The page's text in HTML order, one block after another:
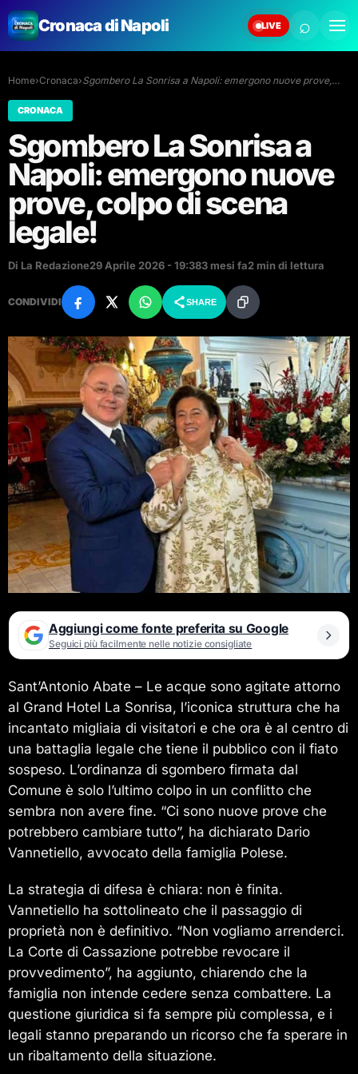
Cronaca di Napoli LIVE ⌕
Home›Cronaca›Sgombero La Sonrisa a Napoli: emergono nuove prove,…
CRONACA
Sgombero La Sonrisa a
Napoli: emergono nuove
prove, colpo di scena
legale!
Di La Redazione29 Aprile 2026 - 19:383 mesi fa2 min di lettura
CONDIVIDI SHARE
Aggiungi come fonte preferita su Google
Seguici più facilmente nelle notizie consigliate
Sant’Antonio Abate – Le acque sono agitate attorno
al Grand Hotel La Sonrisa, l’iconica struttura che ha
incantato migliaia di visitatori e che ora è al centro di
una battaglia legale che tiene il pubblico con il fiato
sospeso. L’ordinanza di sgombero firmata dal
Comune è solo l’ultimo colpo in un conflitto che
sembra non avere fine. “Ci sono nuove prove che
potrebbero cambiare tutto”, ha dichiarato Dario
Vannetiello, avvocato della famiglia Polese.
La strategia di difesa è chiara: non è finita.
Vannetiello ha sottolineato che il passaggio di
proprietà non è definitivo. “Non vogliamo arrenderci.
La Corte di Cassazione potrebbe revocare il
provvedimento”, ha aggiunto, chiarendo che la
famiglia non intende cedere senza combattere. La
questione giuridica si fa sempre più complessa, e i
legali stanno preparando un ricorso che fa sperare in
un ribaltamento della situazione.